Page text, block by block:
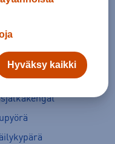
pyörä
Balance kengät
Hyväksy kaikki